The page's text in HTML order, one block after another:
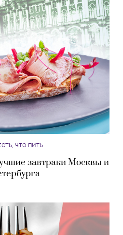
ЧТО ПИТЬ
завтраки Москвы и